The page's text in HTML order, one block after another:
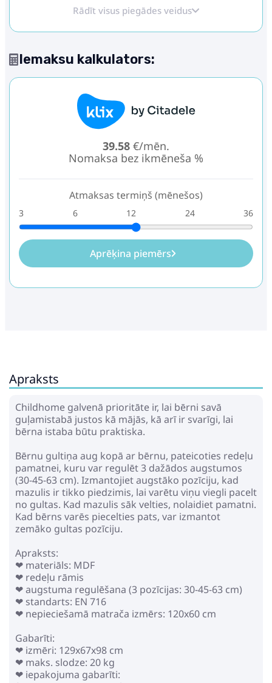
Rādīt visus piegādes veidus
Iemaksu kalkulators:
39.58 €/mēn.
Nomaksa bez ikmēneša %
Atmaksas termiņš (mēnešos)
3 6 12 24 36
Aprēķina piemērs
Apraksts
Childhome galvenā prioritāte ir, lai bērni savā
guļamistabā justos kā mājās, kā arī ir svarīgi, lai
bērna istaba būtu praktiska.
Bērnu gultiņa aug kopā ar bērnu, pateicoties redeļu
pamatnei, kuru var regulēt 3 dažādos augstumos
(30-45-63 cm). Izmantojiet augstāko pozīciju, kad
mazulis ir tikko piedzimis, lai varētu viņu viegli pacelt
no gultas. Kad mazulis sāk velties, nolaidiet pamatni.
Kad bērns varēs piecelties pats, var izmantot
zemāko gultas pozīciju.
Apraksts:
❤ materiāls: MDF
❤ redeļu rāmis
❤ augstuma regulēšana (3 pozīcijas: 30-45-63 сm)
❤ standarts: EN 716
❤ nepieciešamā matrača izmērs: 120x60 cm
Gabarīti:
❤ izmēri: 129х67х98 cm
❤ maks. slodze: 20 kg
❤ iepakojuma gabarīti: